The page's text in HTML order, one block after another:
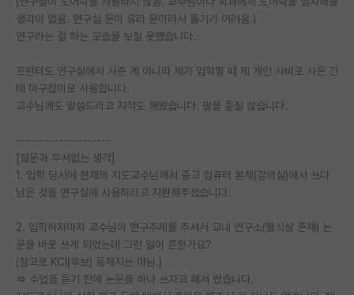
생각이 없음. 연구실 문이 유리 문이라서 뚫기가 어려움.)
연구라는 걸 하는 모습을 보질 못했습니다.
프린터도 연구실에서 사준 게 아니라 제가 입학할 때 제 개인 사비로 사온 건
데 마구잡이로 사용합니다.
교수님께도 말씀드리고 지적도 해봤습니다. 말을 듣질 않습니다.
--------------------
[질문과 두서없는 생각]
1. 입학 당시에 현재의 지도교수님께서 중고 컴퓨터 본체(강의실)에서 쓰다
남은 것을 연구실에 사용하라고 지원해주셨습니다.
2. 입학하자마자 교수님이 연구주제를 주셔서 교내 연구소(형식상 존재) 논
문을 바로 쓰게 되었는데 그런 일이 흔한가요?
(참고로 KCI(후보) 등재지는 아님.)
=> 수업을 듣기 전에 논문을 하나 쓰자고 해서 썼습니다.